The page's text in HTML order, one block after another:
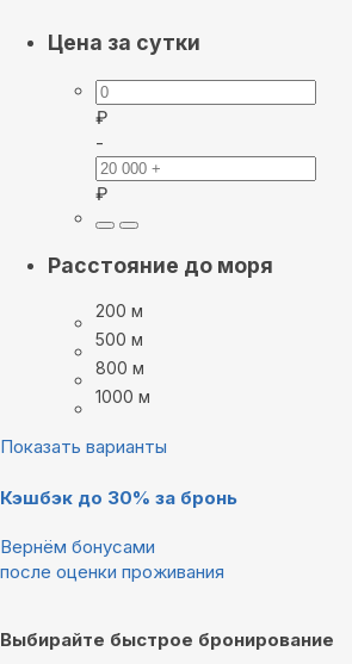
Цена за сутки
₽
-
₽
Расстояние до моря
200 м
500 м
800 м
1000 м
Показать варианты
Кэшбэк до 30% за бронь
Вернём бонусами
после оценки проживания
Выбирайте быстрое бронирование